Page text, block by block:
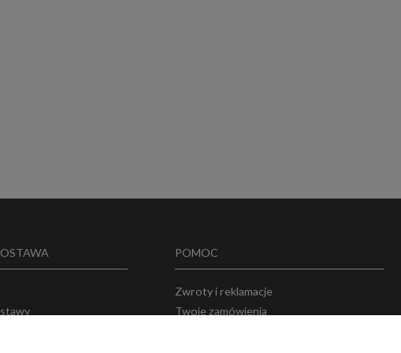
POMOC
Zwroty i reklamacje
Twoje zamówienia